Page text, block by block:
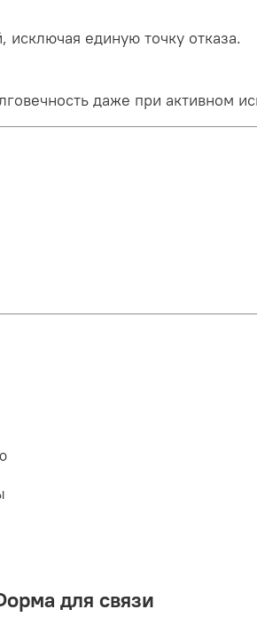
единую точку отказа.
даже при активном
для связи